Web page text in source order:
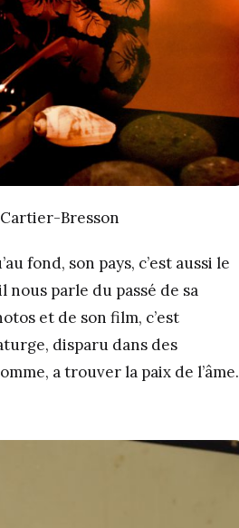
Bresson
fond, son pays, c’est aussi le
parle du passé de sa
et de son film, c’est
disparu dans des
a trouver la paix de l’âme.